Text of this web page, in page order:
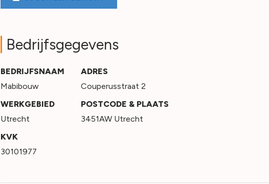
Bedrijfsgegevens
BEDRIJFSNAAM
Mabibouw
WERKGEBIED
Utrecht
KVK
30101977
ADRES
Couperusstraat 2
POSTCODE & PLAATS
3451AW Utrecht